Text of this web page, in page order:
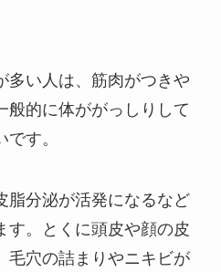
多い人は、筋肉がつきや
般的に体ががっしりして
す。
脂分泌が活発になるなど
す。とくに頭皮や顔の皮
毛穴の詰まりやニキビが